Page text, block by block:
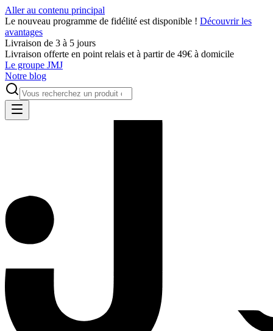
Aller au contenu principal
Le nouveau programme de fidélité est disponible ! Découvrir les
avantages
Livraison de 3 à 5 jours
Livraison offerte en point relais et à partir de 49€ à domicile
Le groupe JMJ
Notre blog